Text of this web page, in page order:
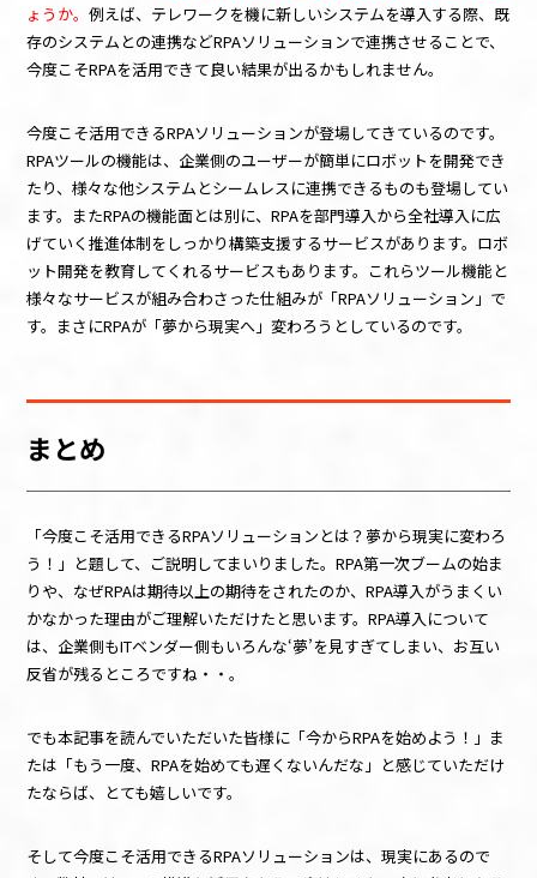
ょうか。例えば、テレワークを機に新しいシステムを導入する際、既
存のシステムとの連携などRPAソリューションで連携させることで、
今度こそRPAを活用できて良い結果が出るかもしれません。
今度こそ活用できるRPAソリューションが登場してきているのです。
RPAツールの機能は、企業側のユーザーが簡単にロボットを開発でき
たり、様々な他システムとシームレスに連携できるものも登場してい
ます。またRPAの機能面とは別に、RPAを部門導入から全社導入に広
げていく推進体制をしっかり構築支援するサービスがあります。ロボ
ット開発を教育してくれるサービスもあります。これらツール機能と
様々なサービスが組み合わさった仕組みが「RPAソリューション」で
す。まさにRPAが「夢から現実へ」変わろうとしているのです。
まとめ
「今度こそ活用できるRPAソリューションとは？夢から現実に変わろ
う！」と題して、ご説明してまいりました。RPA第一次ブームの始ま
りや、なぜRPAは期待以上の期待をされたのか、RPA導入がうまくい
かなかった理由がご理解いただけたと思います。RPA導入について
は、企業側もITベンダー側もいろんな‘夢’を見すぎてしまい、お互い
反省が残るところですね・・。
でも本記事を読んでいただいた皆様に「今からRPAを始めよう！」ま
たは「もう一度、RPAを始めても遅くないんだな」と感じていただけ
たならば、とても嬉しいです。
そして今度こそ活用できるRPAソリューションは、現実にあるので